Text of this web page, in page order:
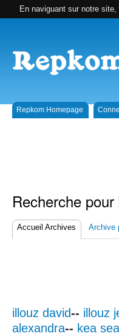
En naviguant sur notre
Repkom Homepage
Recherche
Accueil Archives Archive
illouz david-- illouz
alexandra-- kea